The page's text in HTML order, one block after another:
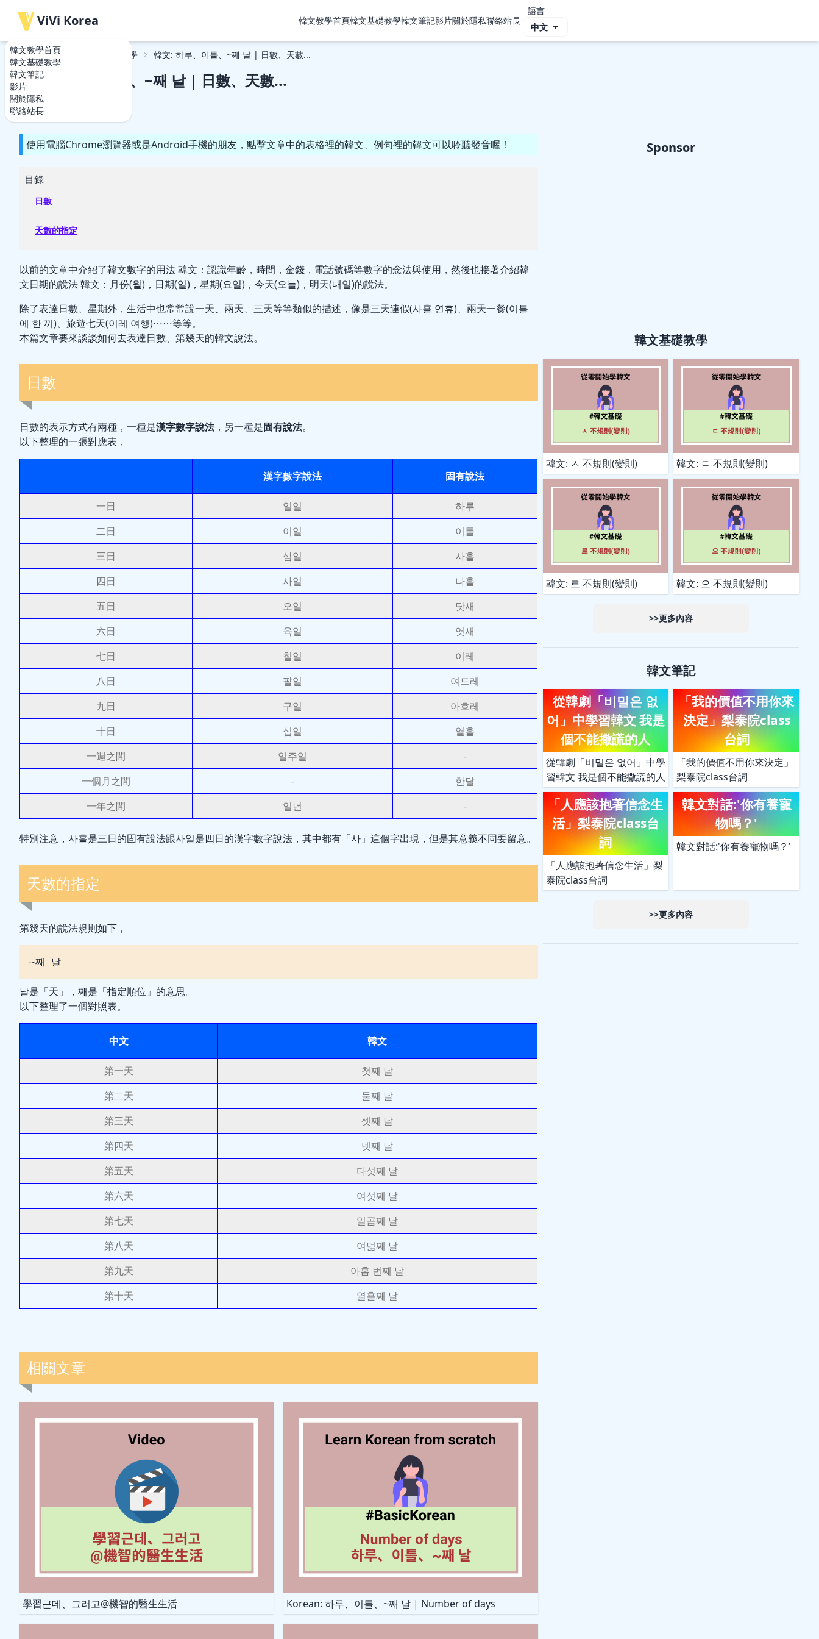
韓文教學首頁
韓文基礎教學
韓文筆記
影片
關於隱私
聯絡站長
ViVi Korea 韓文教學首頁韓文基礎教學韓文筆記影片關於隱私聯絡站長
語言
韓文教學首頁 韓文基礎教學 韓文: 하루、이틀、~째 날 | 日數、天數...
韓文: 하루、이틀、~째 날 | 日數、天數...
2021-04-17
使用電腦Chrome瀏覽器或是Android手機的朋友，點擊文章中的表格裡的韓文、例句裡的韓文可以聆聽發音喔！
目錄
日數
天數的指定
以前的文章中介紹了韓文數字的用法韓文：認識年齡，時間，金錢，電話號碼等數字的念法與使用 ，然後也接著介紹韓
文日期的說法韓文：月份(월)，日期(일)，星期(요일)，今天(오늘)，明天(내일)的說法。
除了表達日數、星期外，生活中也常常說一天、兩天、三天等等類似的描述，像是三天連假(사흘 연휴)、兩天一餐(이틀
에 한 끼)、旅遊七天(이레 여행)⋯⋯等等。
本篇文章要來談談如何去表達日數、第幾天的韓文說法。
日數
日數的表示方式有兩種，一種是漢字數字說法，另一種是固有說法。
以下整理的一張對應表，
漢字數字說法 固有說法
一日 일일
하루
二日
이일
이틀
三日
삼일
사흘
四日
사일
나흘
五日
오일
닷새
六日
육일
엿새
七日
칠일
이레
八日
팔일
여드레
九日
구일
아흐레
十日
십일
열흘
一週之間
일주일
-
一個月之間
-
한달
一年之間
일년 -
特別注意，사흘是三日的固有說法跟사일是四日的漢字數字說法，其中都有「사」這個字出現，但是其意義不同要留意。
天數的指定
第幾天的說法規則如下，
~째 날
날是「天」，째是「指定順位」的意思。
以下整理了一個對照表。
中文 韓文
第一天
첫째 날
第二天
둘째 날
第三天
셋째 날
第四天
넷째 날
第五天
다섯째 날
第六天
여섯째 날
第七天
일곱째 날
第八天
여덟째 날
第九天
아홉 번째 날
第十天
열흘째 날
相關文章
學習근데、그러고@機智的醫生生活 Korean: 하루、이틀、~째 날 | Number of days
Sponsor
韓文基礎教學
韓文: ㅅ 不規則(變則) 韓文: ㄷ 不規則(變則)
韓文: 르 不規則(變則) 韓文: 으 不規則(變則)
>>更多內容
韓文筆記
從韓劇「비밀은 없
어」中學習韓文 我是
個不能撒謊的人
從韓劇「비밀은 없어」中學
習韓文 我是個不能撒謊的人
「我的價值不用你來
決定」梨泰院class
台詞
「我的價值不用你來決定」
梨泰院class台詞
「人應該抱著信念生
活」梨泰院class台
詞
「人應該抱著信念生活」梨
泰院class台詞
韓文對話:'你有養寵
物嗎？'
韓文對話:'你有養寵物嗎？'
>>更多內容